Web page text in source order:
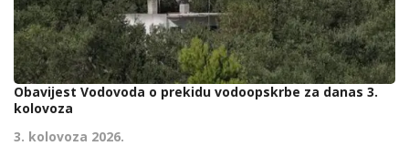
Obavijest Vodovoda o prekidu vodoopskrbe za danas 3.
kolovoza
3. kolovoza 2026.